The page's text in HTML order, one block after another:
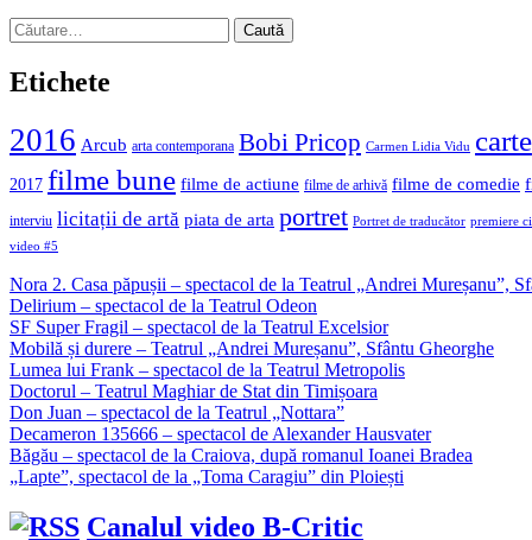
Caută
după:
Etichete
2016 Arcub arta contemporana Bobi Pricop Carmen Lidia Vidu carte
2017 filme bune filme de actiune filme de arhivă filme de comedie
interviu licitații de artă piata de arta portret Portret de traducător premiere
video #5
Nora 2. Casa păpușii – spectacol de la Teatrul „Andrei Mureșanu”,
Delirium – spectacol de la Teatrul Odeon
SF Super Fragil – spectacol de la Teatrul Excelsior
Mobilă și durere – Teatrul „Andrei Mureșanu”, Sfântu Gheorghe
Lumea lui Frank – spectacol de la Teatrul Metropolis
Doctorul – Teatrul Maghiar de Stat din Timișoara
Don Juan – spectacol de la Teatrul „Nottara”
Decameron 135666 – spectacol de Alexander Hausvater
Băgău – spectacol de la Craiova, după romanul Ioanei Bradea
„Lapte”, spectacol de la „Toma Caragiu” din Ploiești
Canalul video B-Critic